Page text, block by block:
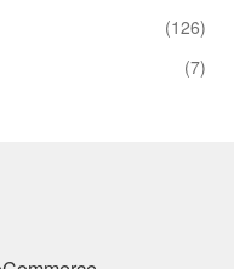
(126)
(7)